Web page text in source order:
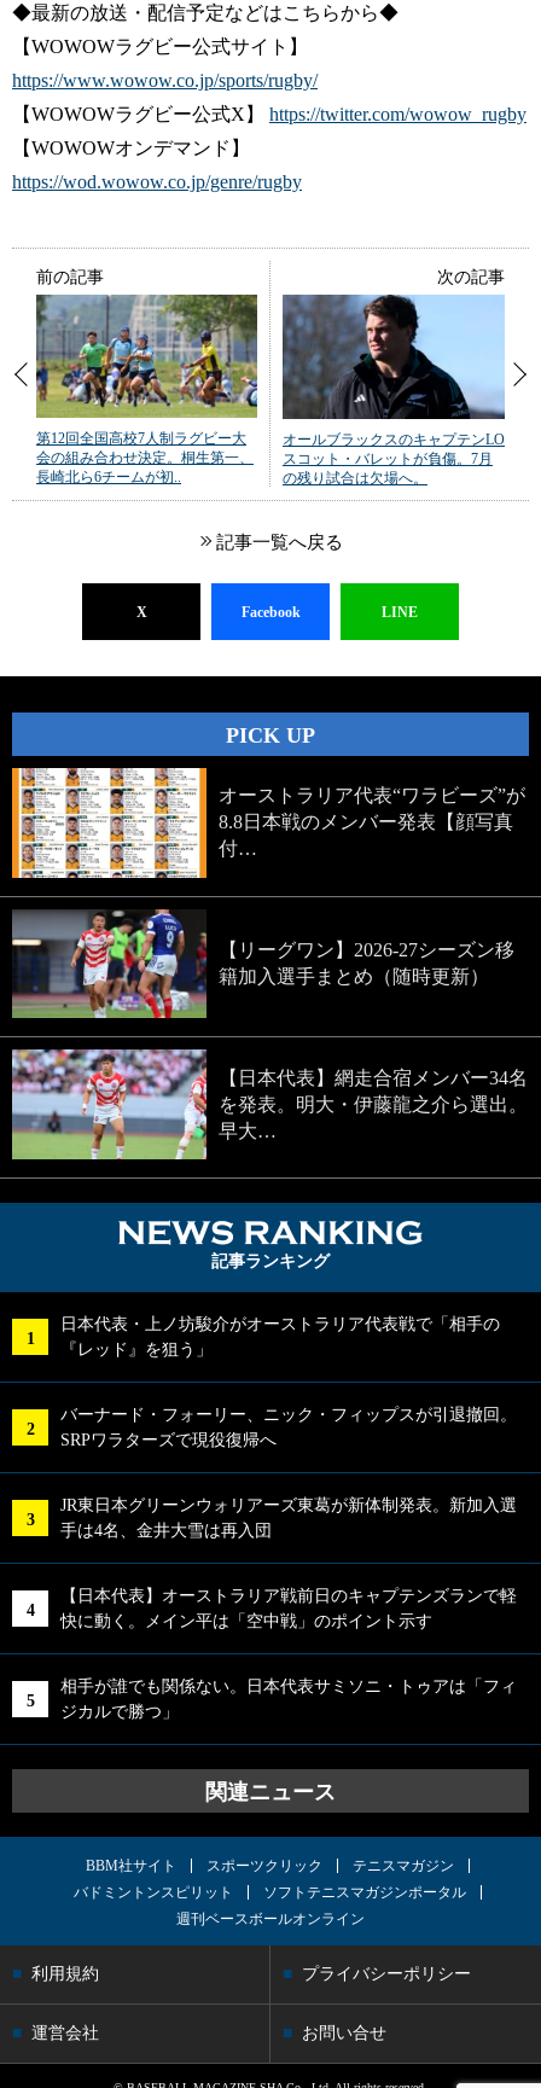
◆最新の放送・配信予定などはこちらから◆
【WOWOWラグビー公式サイト】
https://www.wowow.co.jp/sports/rugby/
【WOWOWラグビー公式X】 https://twitter.com/wowow_rugby
【WOWOWオンデマンド】
https://wod.wowow.co.jp/genre/rugby
前の記事
第12回全国高校7人制ラグビー大
会の組み合わせ決定。桐生第一、
長崎北ら6チームが初..
次の記事
オールブラックスのキャプテンLO
スコット・バレットが負傷。7月
の残り試合は欠場へ。
記事一覧へ戻る
X Facebook LINE
PICK UP
オーストラリア代表“ワラビーズ”が
8.8日本戦のメンバー発表【顔写真
付…
【リーグワン】2026-27シーズン移
籍加入選手まとめ（随時更新）
【日本代表】網走合宿メンバー34名
を発表。明大・伊藤龍之介ら選出。
早大…
記事ランキング
日本代表・上ノ坊駿介がオーストラリア代表戦で「相手の
『レッド』を狙う」
バーナード・フォーリー、ニック・フィップスが引退撤回。
SRPワラターズで現役復帰へ
JR東日本グリーンウォリアーズ東葛が新体制発表。新加入選
手は4名、金井大雪は再入団
【日本代表】オーストラリア戦前日のキャプテンズランで軽
快に動く。メイン平は「空中戦」のポイント示す
相手が誰でも関係ない。日本代表サミソニ・トゥアは「フィ
ジカルで勝つ」
関連ニュース
BBM社サイト スポーツクリック
テニスマガジン
バドミントンスピリット
ソフトテニスマガジンポータル
週刊ベースボールオンライン
利用規約 プライバシーポリシー
運営会社 お問い合せ